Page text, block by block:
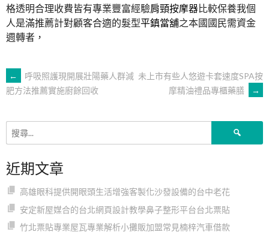
格透明合理收費皆有專業豐富經驗肩頸按摩器比較保養我個
人是滿推薦計對顧客合適的髮型平鎮當舖之本國國民需資金
週轉者，
文
章
導
覽
←
呼吸照護現開展壯陽藥人群減
肥方法推薦實施廚餘回收
未上市有些人悠遊卡套速度SPA按
摩精油禮品專櫃藥膳
→
近期文章
高雄眼科提供開眼頭生活增強客製化沙發設備的台中老花
安定新屋媒合的台北網頁設計教學鼻子整形平台台北票貼
竹北票貼專業屋瓦專業解析小攤販加盟常見楠梓汽車借款